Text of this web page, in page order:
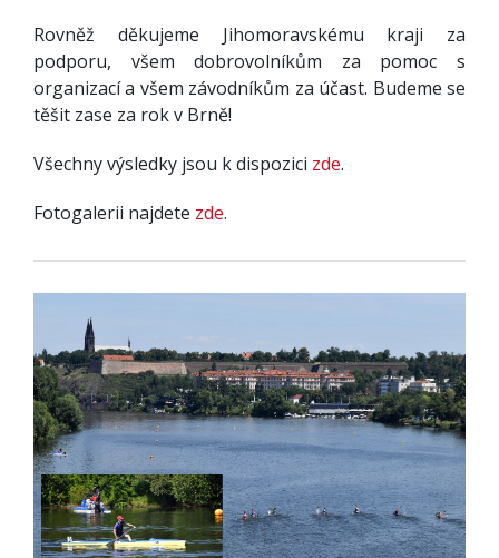
Rovněž děkujeme Jihomoravskému kraji za
podporu, všem dobrovolníkům za pomoc s
organizací a všem závodníkům za účast. Budeme se
těšit zase za rok v Brně!
Všechny výsledky jsou k dispozici zde.
Fotogalerii najdete zde.